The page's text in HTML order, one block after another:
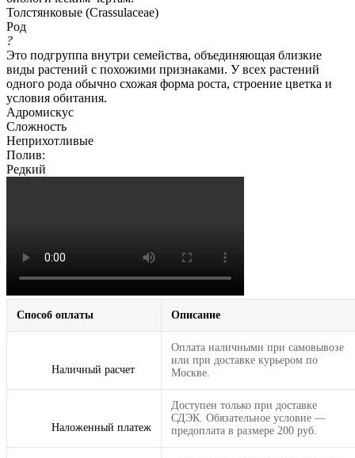
Толстянковые (Crassulaceae)
Род
?
Это подгруппа внутри семейства, объединяющая близкие
виды растений с похожими признаками. У всех растений
одного рода обычно схожая форма роста, строение цветка и
условия обитания.
Адромискус
Сложность
Неприхотливые
Полив:
Редкий
Способ оплаты Описание
Наличный расчет
Оплата наличными при самовывозе
или при доставке курьером по
Москве.
Наложенный платеж
Доступен только при доставке
СДЭК. Обязательное условие —
предоплата в размере 200 руб.